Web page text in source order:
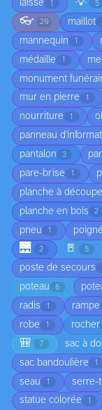
laisse 1 💡 5
👓 20 maillot
mannequin 1
médaille 1
monument
mur en pierre 1
nourriture 1
panneau
pantalon 3
pare-brise 1
planche à
planche en bois 2
pneu 1
🌉 2 🚪 5
poste de secours
poteau 6
radis 1 rampe
robe 1 rocher
🎒 7 sac à
sac bandoulière 1
seau 1 serre-
statue colorée 1